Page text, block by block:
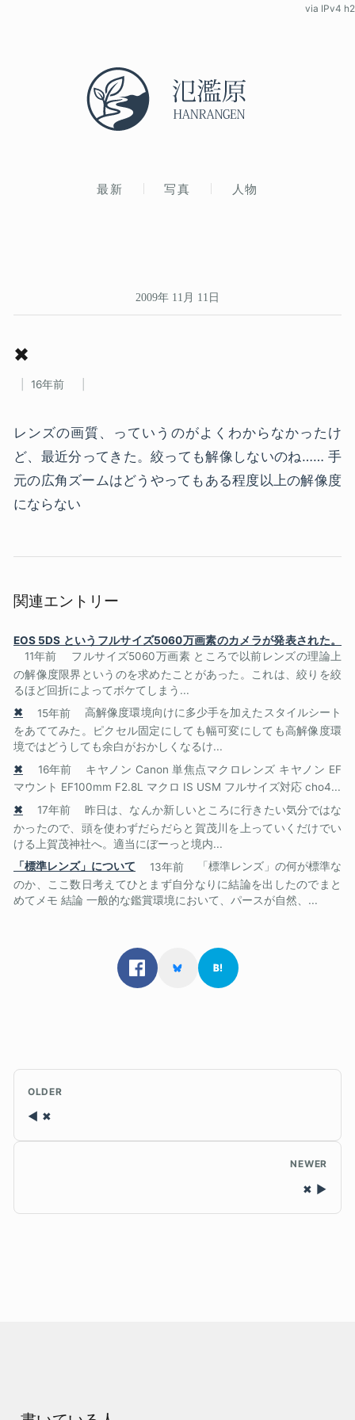
最新 写真 人物
via IPv4 h2
2009年 11月 11日
✖
16年前
レンズの画質、っていうのがよくわからなかったけ
ど、最近分ってきた。絞っても解像しないのね…… 手
元の広角ズームはどうやってもある程度以上の解像度
にならない
関連エントリー
EOS 5DS というフルサイズ5060万画素のカメラが発表された。
11年前
フルサイズ5060万画素 ところで以前レンズの理論上
の解像度限界というのを求めたことがあった。これは、絞りを絞
るほど回折によってボケてしまう...
✖
15年前
高解像度環境向けに多少手を加えたスタイルシート
をあててみた。ピクセル固定にしても幅可変にしても高解像度環
境ではどうしても余白がおかしくなるけ...
✖
16年前
キヤノン Canon 単焦点マクロレンズ キヤノン EF
マウント EF100mm F2.8L マクロ IS USM フルサイズ対応 cho4...
✖
17年前
昨日は、なんか新しいところに行きたい気分ではな
かったので、頭を使わずだらだらと賀茂川を上っていくだけでい
ける上賀茂神社へ。適当にぼーっと境内...
「標準レンズ」について
13年前
「標準レンズ」の何が標準な
のか、ここ数日考えてひとまず自分なりに結論を出したのでまと
めてメモ 結論 一般的な鑑賞環境において、パースが自然、...
OLDER
✖
NEWER
✖